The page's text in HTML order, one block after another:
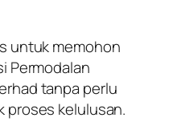
untuk memohon
Permodalan
tanpa perlu
proses kelulusan.